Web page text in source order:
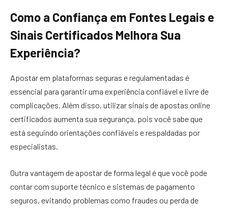
Como a Confiança em Fontes Legais e
Sinais Certificados Melhora Sua
Experiência?
Apostar em plataformas seguras e regulamentadas é
essencial para garantir uma experiência confiável e livre de
complicações. Além disso, utilizar sinais de apostas online
certificados aumenta sua segurança, pois você sabe que
está seguindo orientações confiáveis e respaldadas por
especialistas.
Outra vantagem de apostar de forma legal é que você pode
contar com suporte técnico e sistemas de pagamento
seguros, evitando problemas como fraudes ou perda de